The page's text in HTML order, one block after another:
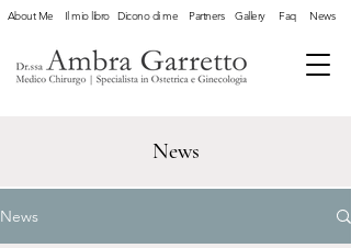
About Me Il mio libro Dicono di me Partners Gallery Faq News
News
News